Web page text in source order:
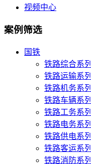
视频中心
案例筛选
国铁
铁路综合系列
铁路运输系列
铁路机务系列
铁路车辆系列
铁路工务系列
铁路电务系列
铁路供电系列
铁路客运系列
铁路消防系列